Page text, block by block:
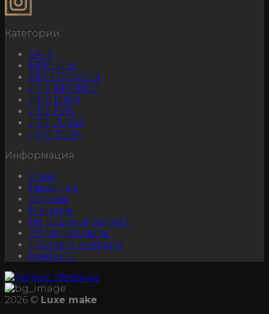
Категории
SALE
БРЕНДЫ
АКСЕССУАРЫ
ДЛЯ БРОВЕЙ
ДЛЯ ГЛАЗ
ДЛЯ ГУБ
ДЛЯ ЛИЦА
ДЛЯ ТЕЛА
Информация
О нас
Гарантии
Отзывы
Магазин
Не нашли продукт?
Обратная связь
Доставка и оплата
Контакты
2026 © Luxe make